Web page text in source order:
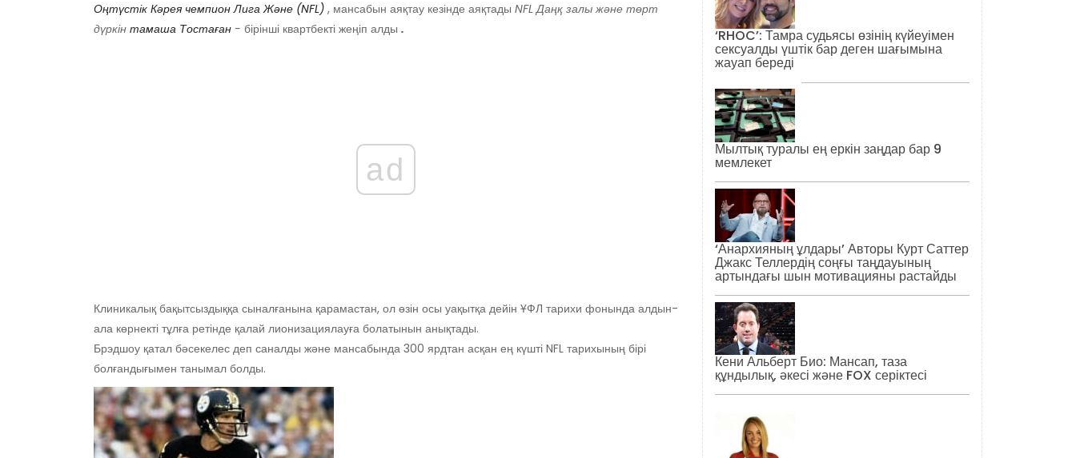
Оңтүстік Кәрея чемпион Лига Және (NFL) , мансабын аяқтау кезінде аяқтады NFL Даңқ залы және төрт
дүркін тамаша Тостаған - бірінші квартбекті жеңіп алды .
ad
Клиникалық бақытсыздыққа сыналғанына қарамастан, ол өзін осы уақытқа дейін ҰФЛ тарихи фонында алдын-
ала көрнекті тұлға ретінде қалай лионизациялауға болатынын анықтады.
Брэдшоу қатал бәсекелес деп саналды және мансабында 300 ярдтан асқан ең күшті NFL тарихының бірі
болғандығымен танымал болды.
‘RHOC’: Тамра судьясы өзінің күйеуімен
сексуалды үштік бар деген шағымына
жауап береді
Мылтық туралы ең еркін заңдар бар 9
мемлекет
‘Анархияның ұлдары’ Авторы Курт Саттер
Джакс Теллердің соңғы таңдауының
артындағы шын мотивацияны растайды
Кени Альберт Био: Мансап, таза
құндылық, әкесі және FOX серіктесі